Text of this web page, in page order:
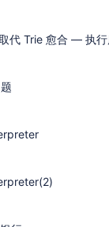
代 Trie 愈合 — 执